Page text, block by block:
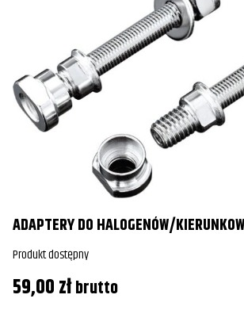
ADAPTERY DO HALOGENÓW/
Produkt dostępny
59,00złbrutto